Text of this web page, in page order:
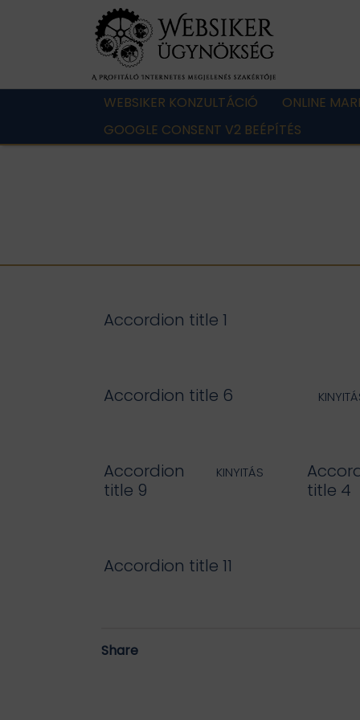
WEBSIKER KONZULTÁCIÓ ONLINE
GOOGLE CONSENT V2 BEÉPÍTÉS
Accordion title 1
Accordion title 6
Accordion
title 9
title 4
Accordion title 11
Share